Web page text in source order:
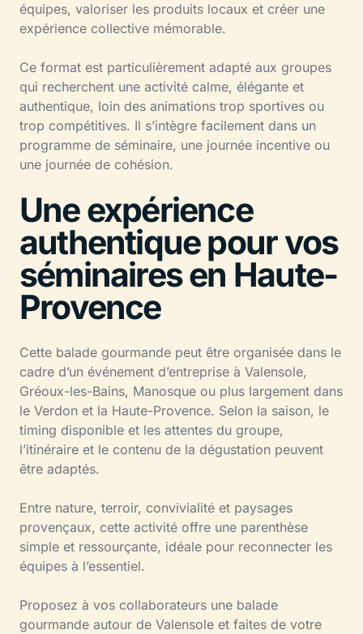
équipes, valoriser les produits locaux et créer une
expérience collective mémorable.
Ce format est particulièrement adapté aux groupes
qui recherchent une activité calme, élégante et
authentique, loin des animations trop sportives ou
trop compétitives. Il s’intègre facilement dans un
programme de séminaire, une journée incentive ou
une journée de cohésion.
Une expérience
authentique pour vos
séminaires en Haute-
Provence
Cette balade gourmande peut être organisée dans le
cadre d’un événement d’entreprise à Valensole,
Gréoux-les-Bains, Manosque ou plus largement dans
le Verdon et la Haute-Provence. Selon la saison, le
timing disponible et les attentes du groupe,
l’itinéraire et le contenu de la dégustation peuvent
être adaptés.
Entre nature, terroir, convivialité et paysages
provençaux, cette activité offre une parenthèse
simple et ressourçante, idéale pour reconnecter les
équipes à l’essentiel.
Proposez à vos collaborateurs une balade
gourmande autour de Valensole et faites de votre